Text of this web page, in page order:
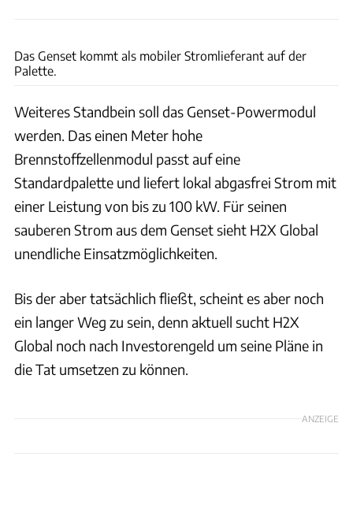
Das Genset kommt als mobiler Stromlieferant auf der
Palette.
Weiteres Standbein soll das Genset-Powermodul
werden. Das einen Meter hohe
Brennstoffzellenmodul passt auf eine
Standardpalette und liefert lokal abgasfrei Strom mit
einer Leistung von bis zu 100 kW. Für seinen
sauberen Strom aus dem Genset sieht H2X Global
unendliche Einsatzmöglichkeiten.
Bis der aber tatsächlich fließt, scheint es aber noch
ein langer Weg zu sein, denn aktuell sucht H2X
Global noch nach Investorengeld um seine Pläne in
die Tat umsetzen zu können.
ANZEIGE